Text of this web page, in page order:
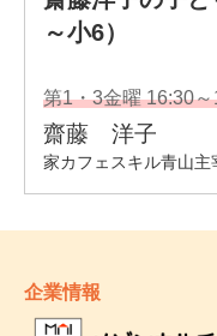
企業情報